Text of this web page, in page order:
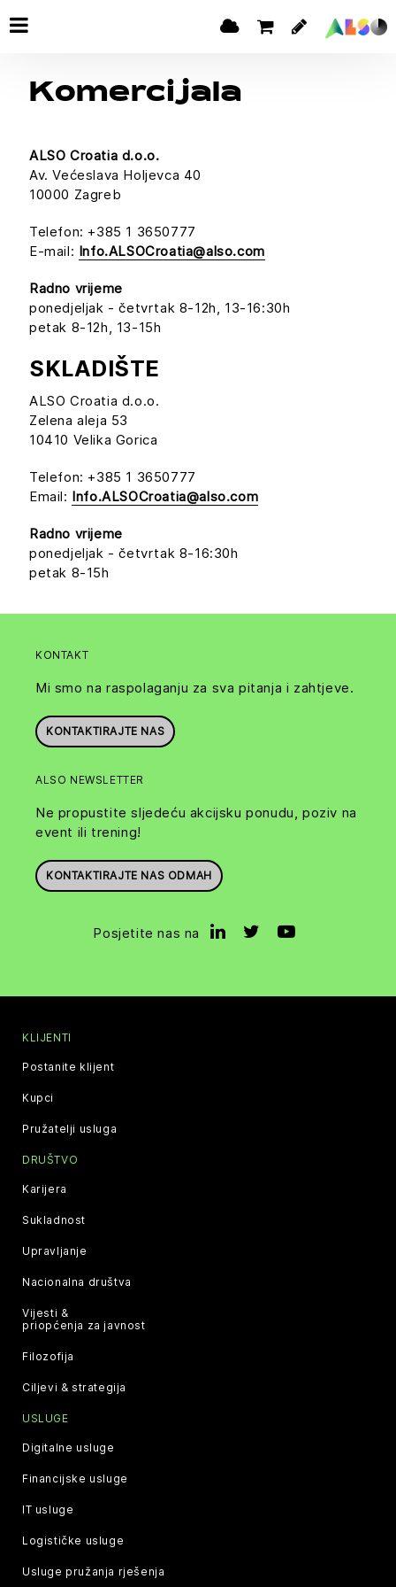
Komercijala
ALSO Croatia d.o.o.
Av. Većeslava Holjevca 40
10000 Zagreb
Telefon: +385 1 3650777
E-mail: Info.ALSOCroatia@also.com
Radno vrijeme
ponedjeljak - četvrtak 8-12h, 13-16:30h
petak 8-12h, 13-15h
SKLADIŠTE
ALSO Croatia d.o.o.
Zelena aleja 53
10410 Velika Gorica
Telefon: +385 1 3650777
Email: Info.ALSOCroatia@also.com
Radno vrijeme
ponedjeljak - četvrtak 8-16:30h
petak 8-15h
KONTAKT
Mi smo na raspolaganju za sva pitanja i zahtjeve.
KONTAKTIRAJTE NAS
ALSO NEWSLETTER
Ne propustite sljedeću akcijsku ponudu, poziv na
event ili trening!
KONTAKTIRAJTE NAS ODMAH
Posjetite nas na
KLIJENTI
Postanite klijent
Kupci
Pružatelji usluga
DRUŠTVO
Karijera
Sukladnost
Upravljanje
Nacionalna društva
Vijesti &
priopćenja za javnost
Filozofija
Ciljevi & strategija
USLUGE
Digitalne usluge
Financijske usluge
IT usluge
Logističke usluge
Usluge pružanja rješenja